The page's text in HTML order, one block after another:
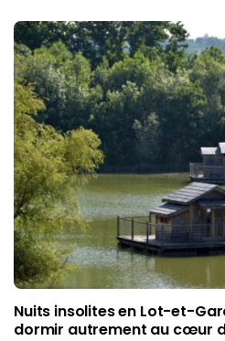
Nuits insolites en Lot-et-
dormir autrement au cœur